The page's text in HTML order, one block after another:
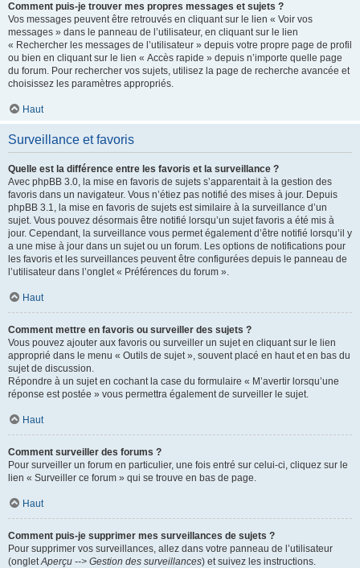
Comment puis-je trouver mes propres messages et sujets ?
Vos messages peuvent être retrouvés en cliquant sur le lien « Voir vos
messages » dans le panneau de l’utilisateur, en cliquant sur le lien
« Rechercher les messages de l’utilisateur » depuis votre propre page de profil
ou bien en cliquant sur le lien « Accès rapide » depuis n’importe quelle page
du forum. Pour rechercher vos sujets, utilisez la page de recherche avancée et
choisissez les paramètres appropriés.
Haut
Surveillance et favoris
Quelle est la différence entre les favoris et la surveillance ?
Avec phpBB 3.0, la mise en favoris de sujets s’apparentait à la gestion des
favoris dans un navigateur. Vous n’étiez pas notifié des mises à jour. Depuis
phpBB 3.1, la mise en favoris de sujets est similaire à la surveillance d’un
sujet. Vous pouvez désormais être notifié lorsqu’un sujet favoris a été mis à
jour. Cependant, la surveillance vous permet également d’être notifié lorsqu’il y
a une mise à jour dans un sujet ou un forum. Les options de notifications pour
les favoris et les surveillances peuvent être configurées depuis le panneau de
l’utilisateur dans l’onglet « Préférences du forum ».
Haut
Comment mettre en favoris ou surveiller des sujets ?
Vous pouvez ajouter aux favoris ou surveiller un sujet en cliquant sur le lien
approprié dans le menu « Outils de sujet », souvent placé en haut et en bas du
sujet de discussion.
Répondre à un sujet en cochant la case du formulaire « M’avertir lorsqu’une
réponse est postée » vous permettra également de surveiller le sujet.
Haut
Comment surveiller des forums ?
Pour surveiller un forum en particulier, une fois entré sur celui-ci, cliquez sur le
lien « Surveiller ce forum » qui se trouve en bas de page.
Haut
Comment puis-je supprimer mes surveillances de sujets ?
Pour supprimer vos surveillances, allez dans votre panneau de l’utilisateur
(ongletAperçu --> Gestion des surveillances) et suivez les instructions.